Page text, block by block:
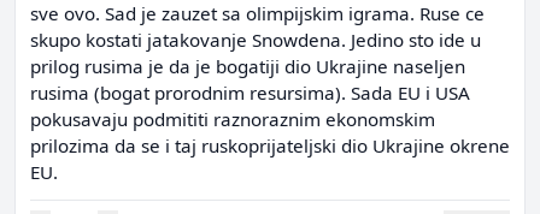
sve ovo. Sad je zauzet sa olimpijskim igrama. Ruse ce
skupo kostati jatakovanje Snowdena. Jedino sto ide u
prilog rusima je da je bogatiji dio Ukrajine naseljen
rusima (bogat prorodnim resursima). Sada EU i USA
pokusavaju podmititi raznoraznim ekonomskim
prilozima da se i taj ruskoprijateljski dio Ukrajine okrene
EU.